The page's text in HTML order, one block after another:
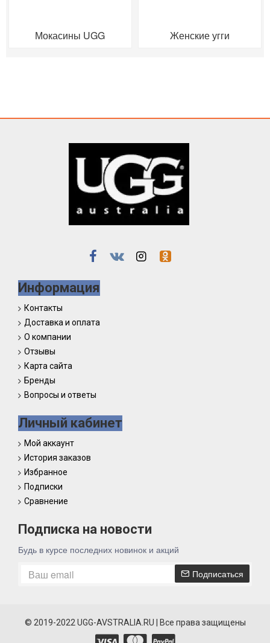
Мокасины UGG Женские угги
Информация
Контакты
Доставка и оплата
О компании
Отзывы
Карта сайта
Бренды
Вопросы и ответы
Личный кабинет
Мой аккаунт
История заказов
Избранное
Подписки
Сравнение
Подписка на новости
Будь в курсе последних новинок и акций
Подписаться
© 2019-2022 UGG-AVSTRALIA.RU | Все права защищены